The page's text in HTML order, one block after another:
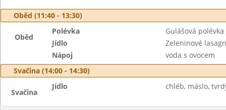
Oběd (11:40 - 13:30)
Oběd
Polévka
Gulášová polévka
Jídlo
Zeleninové
Nápoj
voda s ovocem
Svačina (14:00 - 14:30)
Svačina
Jídlo chléb, máslo,